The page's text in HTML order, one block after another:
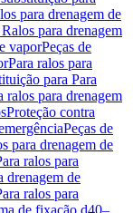
para drenagem de
para drenagem
vaporPeças de
Para ralos para
para Para
ralos para drenagem
Proteção contra
Peças de
para drenagem de
ralos para
drenagem de
ralos para
de fixação d40–